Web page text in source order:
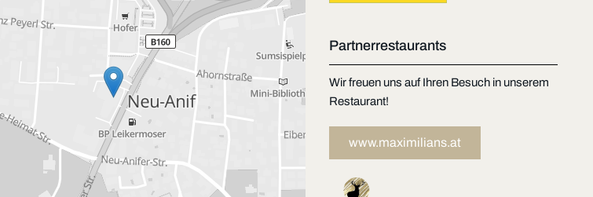
Partnerrestaurants
Wir freuen uns auf Ihren Besuch in unserem
Restaurant!
www.maximilians.at